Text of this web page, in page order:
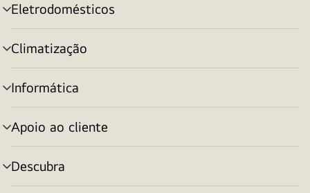
Eletrodomésticos
alternar
menu
Climatização
alternar
menu
Informática
alternar
menu
Apoio ao cliente
alternar
menu
Descubra
alternar
menu